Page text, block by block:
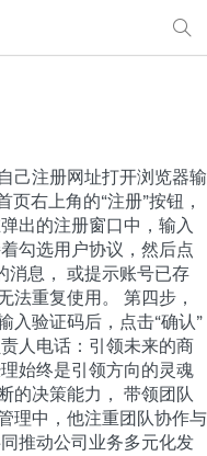
己注册网址打开浏览器输
右上角的“注册”按钮，
出的注册窗口中，输入
勾选用户协议，然后点
消息， 或提示账号已存
法重复使用。 第四步，
入验证码后，点击“确认”
人电话：引领未来的商
始终是引领方向的灵魂
的决策能力， 带领团队
理中，他注重团队协作与
推动公司业务多元化发